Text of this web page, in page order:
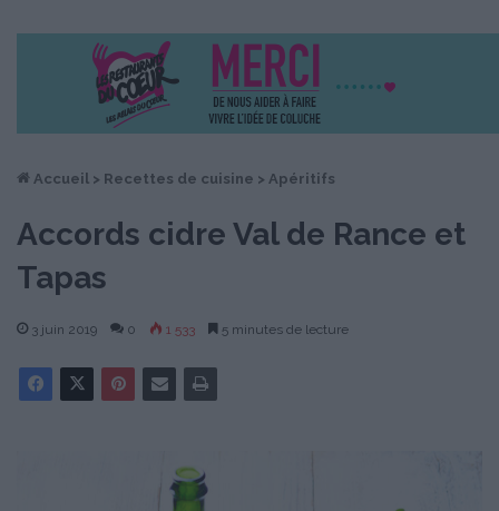
Accueil > Recettes de cuisine > Apéritifs
Accords cidre Val de Rance et
Tapas
3 juin 2019 0 1 533 5 minutes de lecture